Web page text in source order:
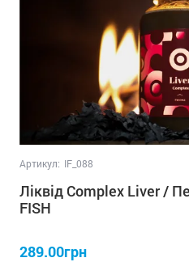
Артикул: IF_088
Ліквід Complex Liver /
FISH
289.00грн